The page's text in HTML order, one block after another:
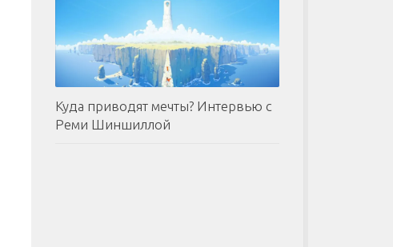
Куда приводят мечты? Интервью с
Реми Шиншиллой